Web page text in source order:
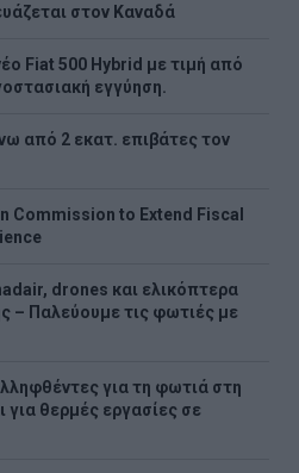
στον Καναδά
Fiat 500 Hybrid με τιμή από
εγγύηση.
από 2 εκατ. επιβάτες τον
Commission to Extend Fiscal
drones και ελικόπτερα
– Παλεύουμε τις φωτιές με
για τη φωτιά στη
για θερμές εργασίες σε